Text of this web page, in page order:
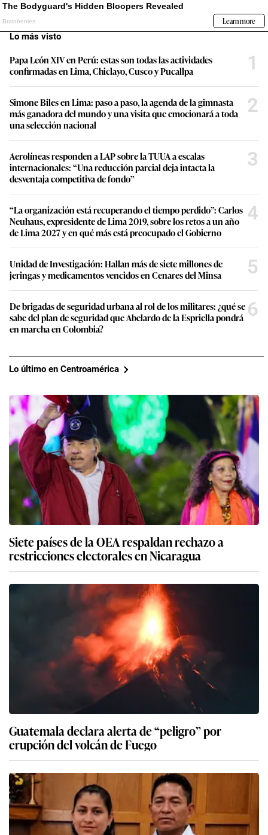
Lo más visto
Papa León XIV en Perú: estas son todas las actividades
confirmadas en Lima, Chiclayo, Cusco y Pucallpa
1
Simone Biles en Lima: paso a paso, la agenda de la gimnasta
más ganadora del mundo y una visita que emocionará a toda
una selección nacional
2
Aerolíneas responden a LAP sobre la TUUA a escalas
internacionales: “Una reducción parcial deja intacta la
desventaja competitiva de fondo”
3
“La organización está recuperando el tiempo perdido”: Carlos
Neuhaus, expresidente de Lima 2019, sobre los retos a un año
de Lima 2027 y en qué más está preocupado el Gobierno
4
Unidad de Investigación: Hallan más de siete millones de
jeringas y medicamentos vencidos en Cenares del Minsa
5
De brigadas de seguridad urbana al rol de los militares: ¿qué se
sabe del plan de seguridad que Abelardo de la Espriella pondrá
en marcha en Colombia?
6
Lo último en Centroamérica
Siete países de la OEA respaldan rechazo a
restricciones electorales en Nicaragua
Guatemala declara alerta de “peligro” por
erupción del volcán de Fuego